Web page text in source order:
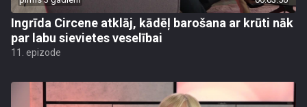
Ingrīda Circene atklāj, kādēļ barošana ar krūti nāk
par labu sievietes veselībai
11. epizode